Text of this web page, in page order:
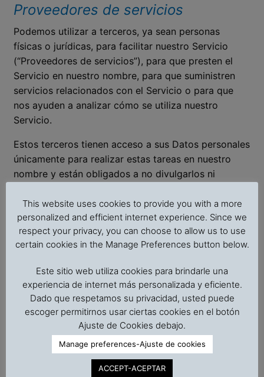
Proveedores de servicios
Podemos utilizar a terceros, ya sean personas
físicas o jurídicas, para facilitar nuestro Servicio
(“Proveedores de servicios”), para que presten el
Servicio en nuestro nombre, para que suministren
servicios relacionados con el Servicio o para que
nos ayuden a analizar cómo se utiliza nuestro
Servicio.
Estos terceros tienen acceso a sus Datos personales
únicamente para realizar estas tareas en nuestro
nombre y están obligados a no divulgarlos ni
Análisis
Podemos utilizar los siguientes Proveedores de
servicios para controlar y analizar el uso de
Google Analytics
Google Analytics es un servicio de analítica
web ofrecido por Google que rastrea e informa
del tráfico de los sitios web. Google utiliza los
datos recopilados para rastrear y controlar el
uso de nuestro Servicio. Estos datos son
This website uses cookies to provide you with a more
personalized and efficient internet experience. Since we
respect your privacy, you can choose to allow us to use
certain cookies in the Manage Preferences button below.
Este sitio web utiliza cookies para brindarle una
experiencia de internet más personalizada y eficiente.
Dado que respetamos su privacidad, usted puede
escoger permitirnos usar ciertas cookies en el botón
Ajuste de Cookies debajo.
Manage preferences-Ajuste de cookies
ACCEPT-ACEPTAR